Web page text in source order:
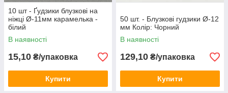
10 шт - Ґудзики блузкові на
ніжці Ø-11мм карамелька -
білий
В наявності
15,10 ₴/упаковка
Купити
50 шт. - Блузкові гудзики Ø-12
мм Колір: Чорний
В наявності
129,10 ₴/упаковка
Купити